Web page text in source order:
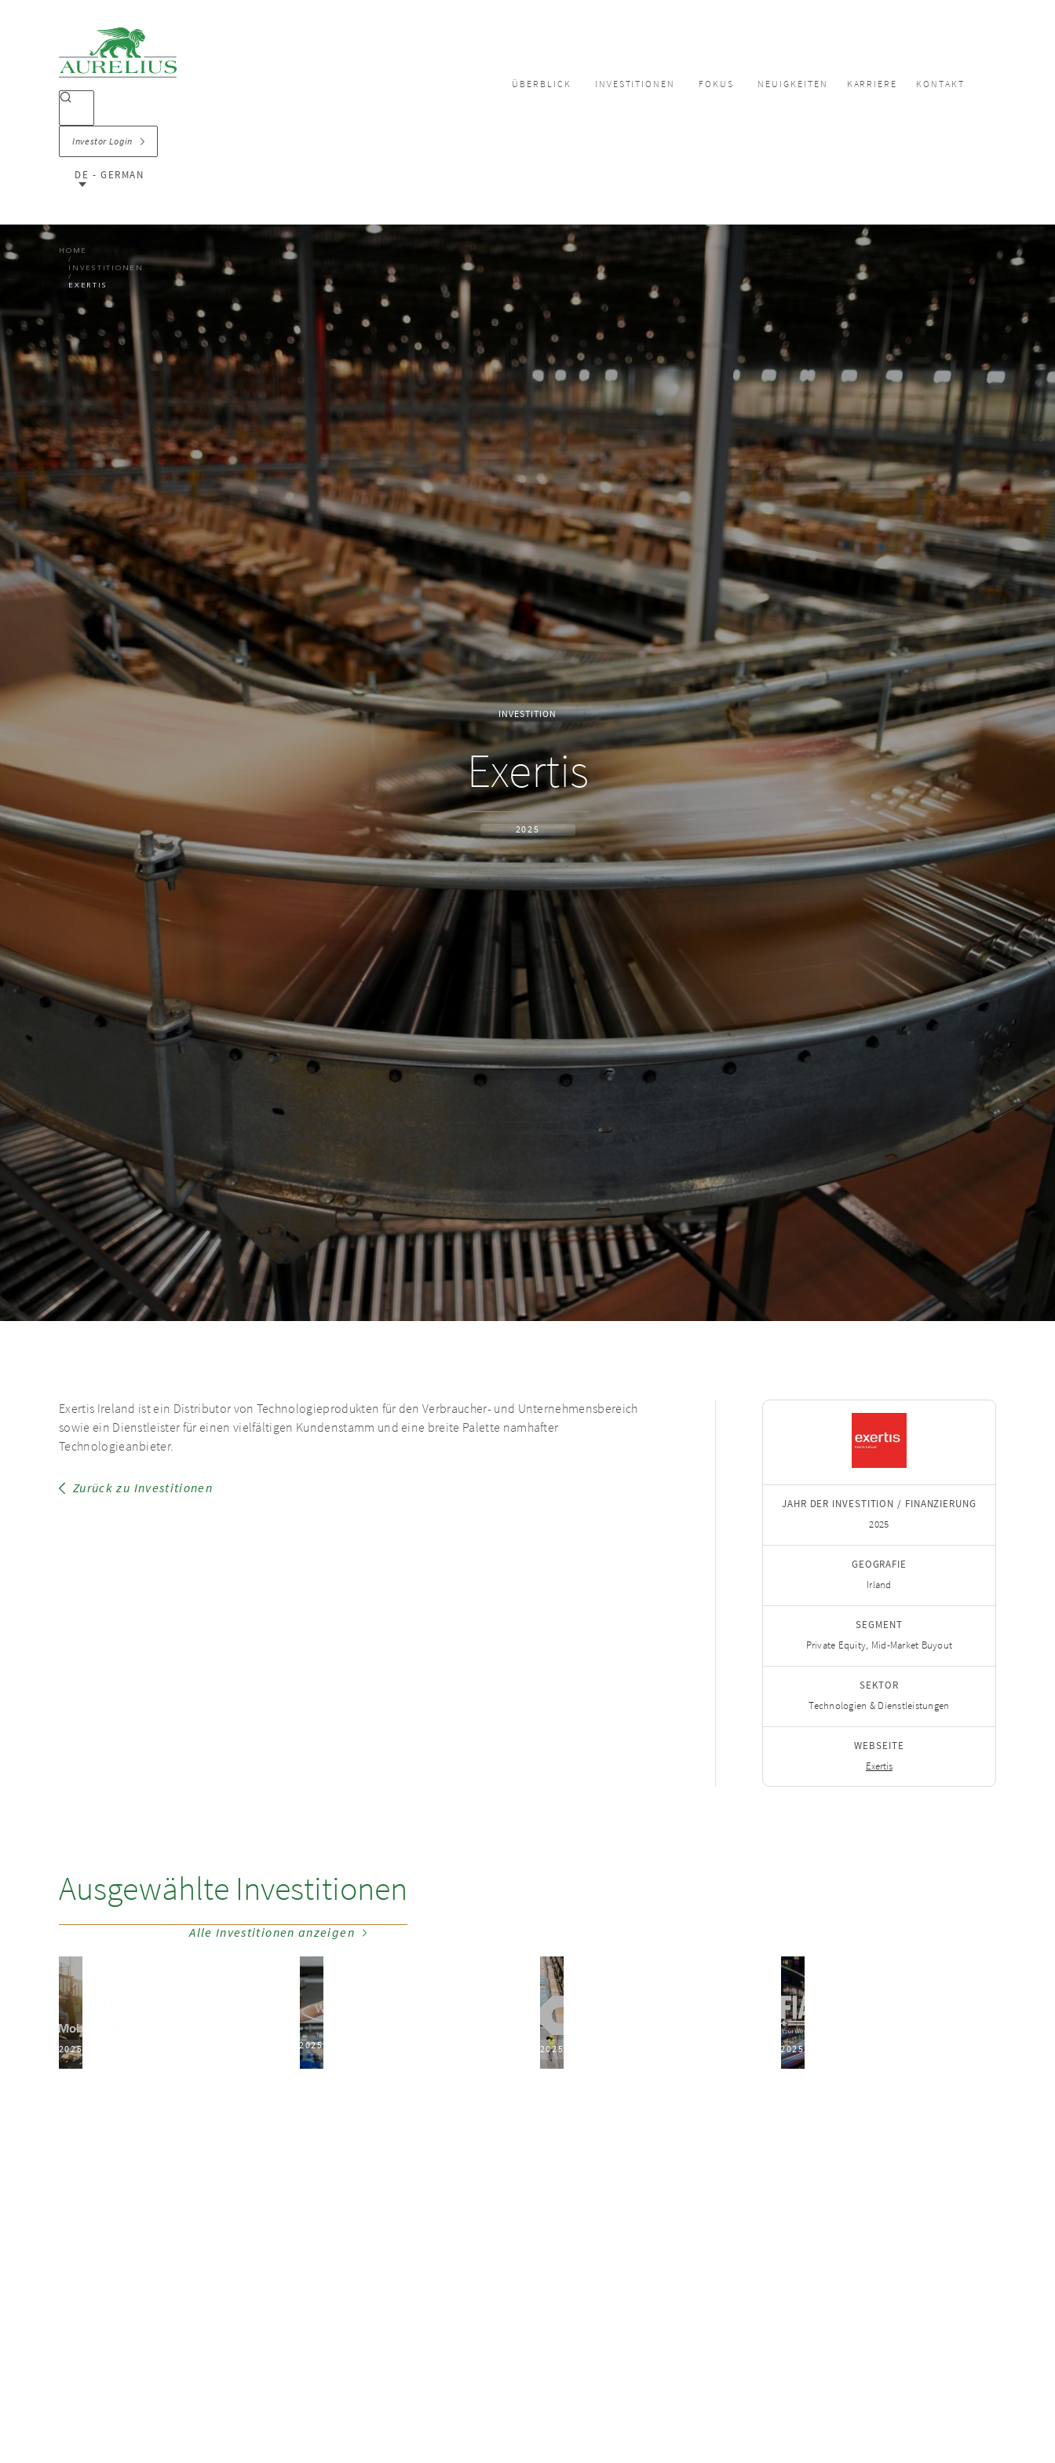
ÜBERBLICK INVESTITIONEN FOKUS NEUIGKEITEN KARRIERE KONTAKT
Investor Login
DE - GERMAN
HOME
INVESTITIONEN
EXERTIS
INVESTITION
Exertis
2025
Exertis Ireland ist ein Distributor von Technologieprodukten für den Verbraucher- und Unternehmensbereich
sowie ein Dienstleister für einen vielfältigen Kundenstamm und eine breite Palette namhafter
Technologieanbieter.
Zurück zu Investitionen
JAHR DER INVESTITION / FINANZIERUNG
2025
GEOGRAFIE
Irland
SEGMENT
Private Equity, Mid-Market Buyout
SEKTOR
Technologien & Dienstleistungen
WEBSEITE
Exertis
Ausgewählte Investitionen
Alle Investitionen anzeigen
2025 2025 2025 2025